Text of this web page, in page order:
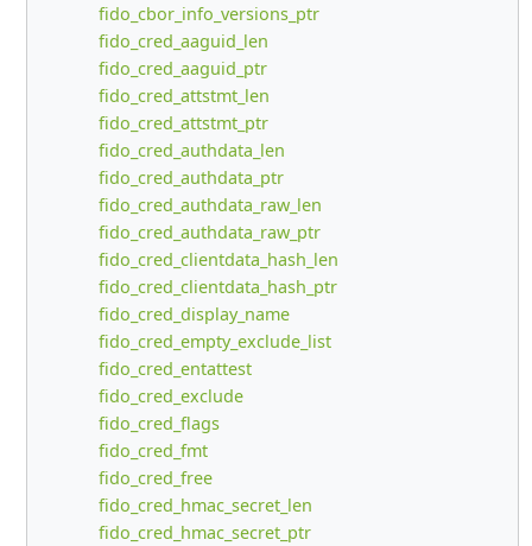
fido_cbor_info_versions_ptr
fido_cred_aaguid_len
fido_cred_aaguid_ptr
fido_cred_attstmt_len
fido_cred_attstmt_ptr
fido_cred_authdata_len
fido_cred_authdata_ptr
fido_cred_authdata_raw_len
fido_cred_authdata_raw_ptr
fido_cred_clientdata_hash_len
fido_cred_clientdata_hash_ptr
fido_cred_display_name
fido_cred_empty_exclude_list
fido_cred_entattest
fido_cred_exclude
fido_cred_flags
fido_cred_fmt
fido_cred_free
fido_cred_hmac_secret_len
fido_cred_hmac_secret_ptr